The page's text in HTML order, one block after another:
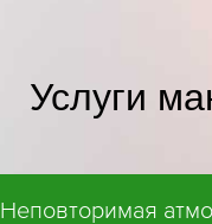
Услуги
Неповторимая